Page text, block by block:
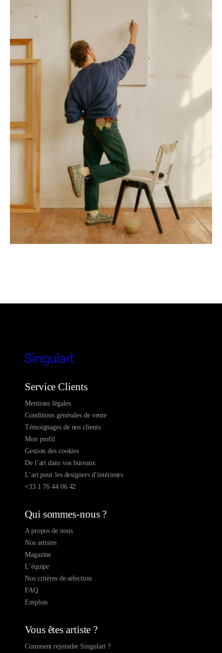
Service Clients
Mentions légales
Conditions générales de vente
Témoignages de nos clients
Mon profil
Gestion des cookies
De l’art dans vos bureaux
L’art pour les designers d’intérieurs
+33 1 76 44 06 42
Qui sommes-nous ?
A propos de nous
Nos artistes
Magazine
L’équipe
Nos critères de sélection
FAQ
Emplois
Vous êtes artiste ?
Comment rejoindre Singulart ?